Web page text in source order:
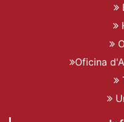
Oficina